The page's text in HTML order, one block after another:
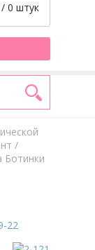
0 штук
/
Ботинки